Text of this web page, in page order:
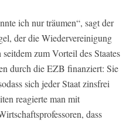
ich nur träumen“, sagt der
der die Wiedervereinigung
zum Vorteil des Staates
durch die EZB finanziert: Sie
sich jeder Staat zinsfrei
reagierte man mit
dass